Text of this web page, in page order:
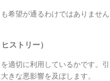
希望が通るわけではありませ
ストリー）
適切に利用しているかです。
きな悪影響を及ぼします。